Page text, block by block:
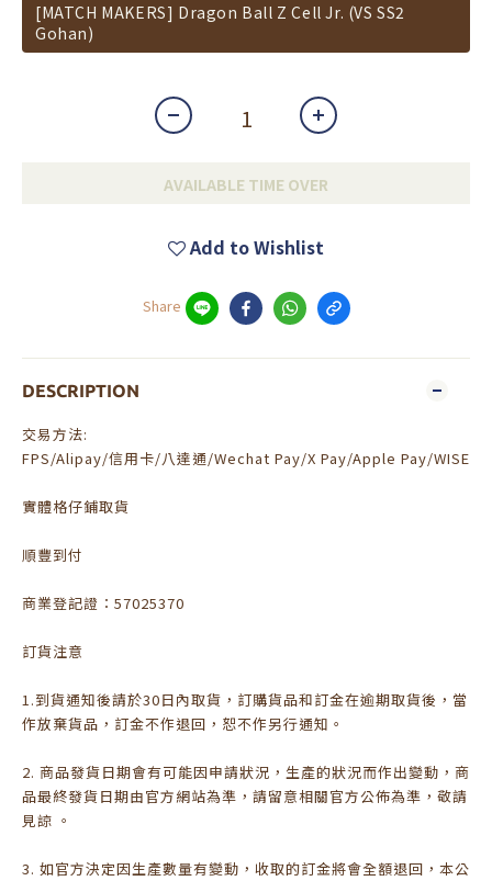
[MATCH MAKERS] Dragon Ball Z Cell Jr. (VS SS2
Gohan)
AVAILABLE TIME OVER
Add to Wishlist
Share
DESCRIPTION
交易方法:
FPS/Alipay/信用卡/八達通/Wechat Pay/X Pay/Apple Pay/WISE
實體格仔鋪取貨
順豐到付
商業登記證：57025370
訂貨注意
1.到貨通知後請於30日內取貨，訂購貨品和訂金在逾期取貨後，當
作放棄貨品，訂金不作退回，恕不作另行通知。
2. 商品發貨日期會有可能因申請狀況，生產的狀況而作出變動，商
品最終發貨日期由官方網站為準，請留意相關官方公佈為準，敬請
見諒 。
3. 如官方決定因生產數量有變動，收取的訂金將會全額退回，本公